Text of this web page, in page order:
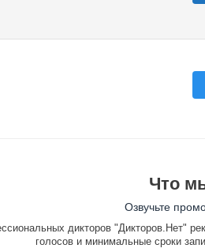
Что
Озвучьте
дикторов "Дикторов.Нет"
голосов и минимальные сроки